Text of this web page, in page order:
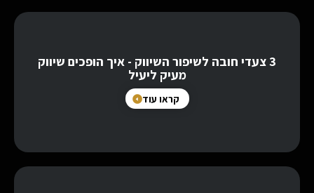
3 צעדי חובה לשיפור השיווק - איך הופכים שיווק
מעיק ליעיל
קראו עוד